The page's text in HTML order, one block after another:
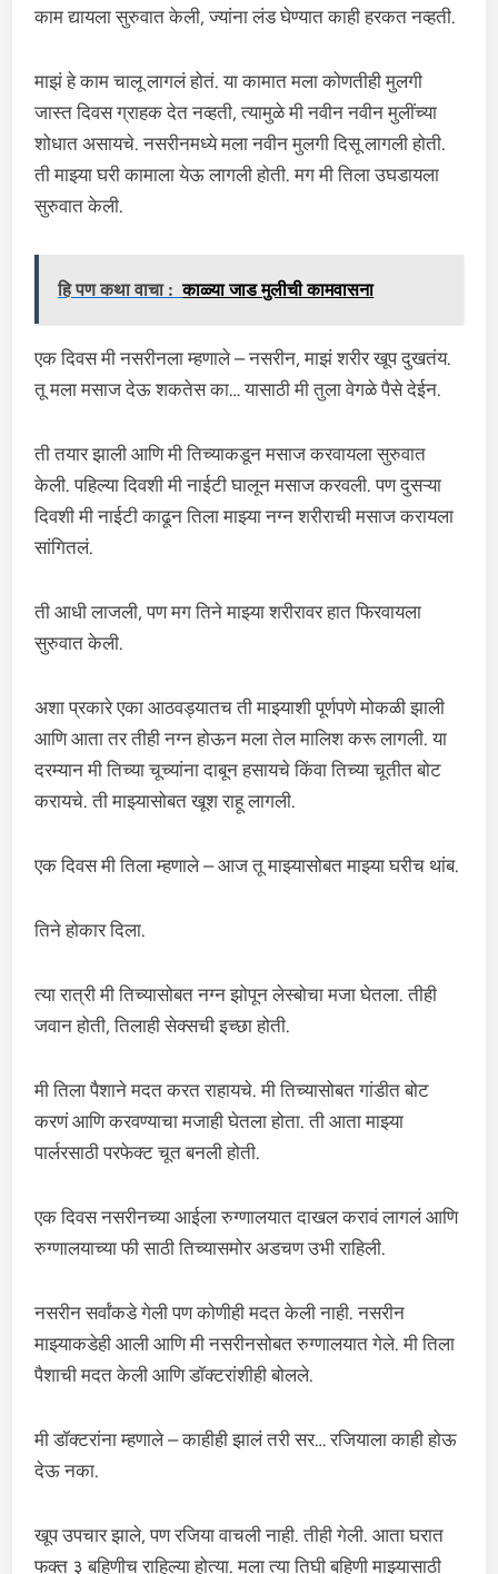
काम द्यायला सुरुवात केली, ज्यांना लंड घेण्यात काही हरकत नव्हती.
माझं हे काम चालू लागलं होतं. या कामात मला कोणतीही मुलगी
जास्त दिवस ग्राहक देत नव्हती, त्यामुळे मी नवीन नवीन मुलींच्या
शोधात असायचे. नसरीनमध्ये मला नवीन मुलगी दिसू लागली होती.
ती माझ्या घरी कामाला येऊ लागली होती. मग मी तिला उघडायला
सुरुवात केली.
हि पण कथा वाचा : काळ्या जाड मुलीची कामवासना
एक दिवस मी नसरीनला म्हणाले – नसरीन, माझं शरीर खूप दुखतंय.
तू मला मसाज देऊ शकतेस का… यासाठी मी तुला वेगळे पैसे देईन.
ती तयार झाली आणि मी तिच्याकडून मसाज करवायला सुरुवात
केली. पहिल्या दिवशी मी नाईटी घालून मसाज करवली. पण दुसऱ्या
दिवशी मी नाईटी काढून तिला माझ्या नग्न शरीराची मसाज करायला
सांगितलं.
ती आधी लाजली, पण मग तिने माझ्या शरीरावर हात फिरवायला
सुरुवात केली.
अशा प्रकारे एका आठवड्यातच ती माझ्याशी पूर्णपणे मोकळी झाली
आणि आता तर तीही नग्न होऊन मला तेल मालिश करू लागली. या
दरम्यान मी तिच्या चूच्यांना दाबून हसायचे किंवा तिच्या चूतीत बोट
करायचे. ती माझ्यासोबत खूश राहू लागली.
एक दिवस मी तिला म्हणाले – आज तू माझ्यासोबत माझ्या घरीच थांब.
तिने होकार दिला.
त्या रात्री मी तिच्यासोबत नग्न झोपून लेस्बोचा मजा घेतला. तीही
जवान होती, तिलाही सेक्सची इच्छा होती.
मी तिला पैशाने मदत करत राहायचे. मी तिच्यासोबत गांडीत बोट
करणं आणि करवण्याचा मजाही घेतला होता. ती आता माझ्या
पार्लरसाठी परफेक्ट चूत बनली होती.
एक दिवस नसरीनच्या आईला रुग्णालयात दाखल करावं लागलं आणि
रुग्णालयाच्या फी साठी तिच्यासमोर अडचण उभी राहिली.
नसरीन सर्वांकडे गेली पण कोणीही मदत केली नाही. नसरीन
माझ्याकडेही आली आणि मी नसरीनसोबत रुग्णालयात गेले. मी तिला
पैशाची मदत केली आणि डॉक्टरांशीही बोलले.
मी डॉक्टरांना म्हणाले – काहीही झालं तरी सर… रजियाला काही होऊ
देऊ नका.
खूप उपचार झाले, पण रजिया वाचली नाही. तीही गेली. आता घरात
फक्त ३ बहिणीच राहिल्या होत्या. मला त्या तिघी बहिणी माझ्यासाठी